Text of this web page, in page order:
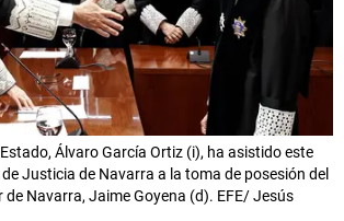
Álvaro García Ortiz (i), ha asistido este
Justicia de Navarra a la toma de posesión del
de Navarra, Jaime Goyena (d). EFE/ Jesús